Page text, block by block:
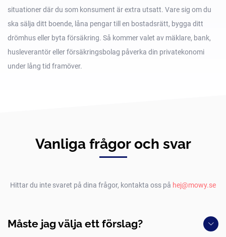
situationer där du som konsument är extra utsatt. Vare sig om du
ska sälja ditt boende, låna pengar till en bostadsrätt, bygga ditt
drömhus eller byta försäkring. Så kommer valet av mäklare, bank,
husleverantör eller försäkringsbolag påverka din privatekonomi
under lång tid framöver.
Vanliga frågor och svar
Hittar du inte svaret på dina frågor, kontakta oss på hej@mowy.se
Måste jag välja ett förslag?